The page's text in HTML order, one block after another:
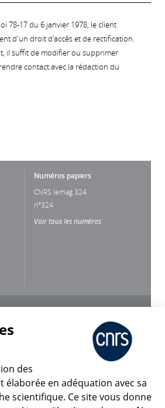
78-17 du 6 janvier 1978, le client
d'un droit d'accès et de rectification.
il suffit de modifier ou supprimer
contact avec la rédaction du
Numéros papiers
CNRS lemag 324
n°324
Voir tous les numéros
CNRS Le Mag
des
élaborée en adéquation avec sa
scientifique. Ce site vous donne